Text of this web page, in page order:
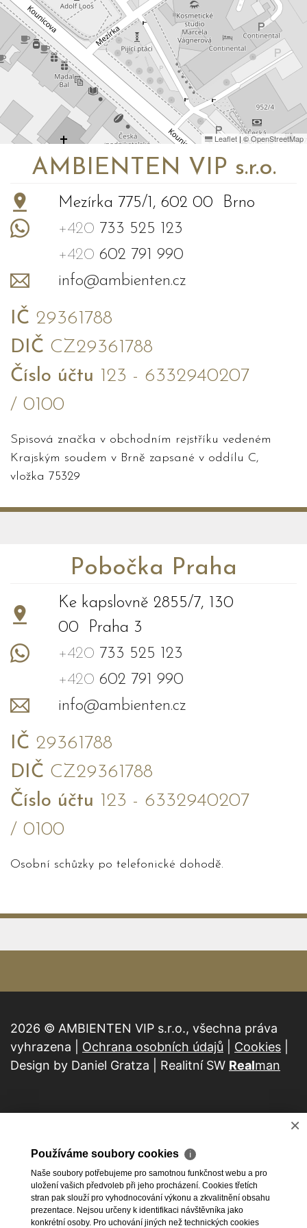
Leaflet | ©OpenStreetMap
AMBIENTEN VIP s.r.o.
Mezírka 775/1, 602 00 Brno
+420 733 525 123
+420 602 791 990
info@ambienten.cz
IČ 29361788
DIČ CZ29361788
Číslo účtu 123 - 6332940207
/ 0100
Spisová značka v obchodním rejstříku vedeném
Krajským soudem v Brně zapsané v oddílu C,
vložka 75329
Pobočka Praha
Ke kapslovně 2855/7, 130
00 Praha 3
+420 733 525 123
+420 602 791 990
info@ambienten.cz
IČ 29361788
DIČ CZ29361788
Číslo účtu 123 - 6332940207
/ 0100
Osobní schůzky po telefonické dohodě.
2026 © AMBIENTEN VIP s.r.o., všechna práva
vyhrazena | Ochrana osobních údajů Cookies
Design by Daniel Gratza | Realitní SW Realman
×
Používáme soubory cookies ℹ
Naše soubory potřebujeme pro samotnou funkčnost webu a pro
uložení vašich předvoleb při jeho procházení. Cookies třetích
stran pak slouží pro vyhodnocování výkonu a zkvalitnění obsahu
prezentace. Nejsou určeny k identifikaci návštěvníka jako
konkrétní osoby. Pro uchování jiných než technických cookies